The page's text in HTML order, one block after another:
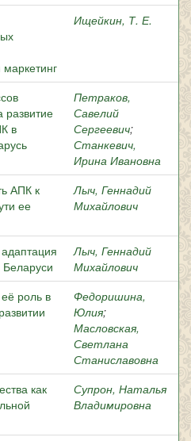
Ищейкин, Т. Е.
развитие
в
Петраков,
Савелий
Сергеевич;
Станкевич,
Ирина Ивановна
АПК к
ее
Лыч, Геннадий
Михайлович
Беларуси
Лыч, Геннадий
Михайлович
роль в
Федоришина,
Юлия;
Масловская,
Светлана
Станиславовна
как
Супрон, Наталья
Владимировна